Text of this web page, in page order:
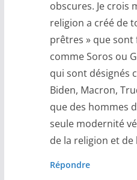
obscures. Je crois
religion a créé de
prêtres » que
comme Soros ou
qui sont désignés
Biden, Macron,
que des hommes
seule modernité
de la religion et
Répondre